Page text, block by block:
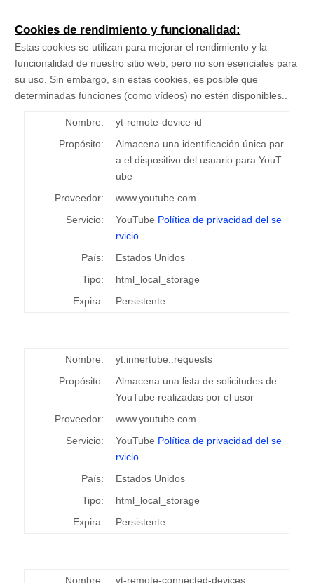
Cookies de rendimiento y funcionalidad:
Estas cookies se utilizan para mejorar el rendimiento y la
funcionalidad de nuestro sitio web, pero no son esenciales para
su uso. Sin embargo, sin estas cookies, es posible que
determinadas funciones (como vídeos) no estén disponibles..
Nombre:
yt-remote-device-id
Propósito:
Almacena una identificación única par
a el dispositivo del usuario para YouT
ube
Proveedor:
www.youtube.com
Servicio:
YouTube Política de privacidad del se
rvicio
País:
Estados Unidos
Tipo:
html_local_storage
Expira:
Persistente
Nombre:
yt.innertube::requests
Propósito:
Almacena una lista de solicitudes de
YouTube realizadas por el usor
Proveedor:
www.youtube.com
Servicio:
YouTube Política de privacidad del se
rvicio
País:
Estados Unidos
Tipo:
html_local_storage
Expira:
Persistente
Nombre:
yt-remote-connected-devices